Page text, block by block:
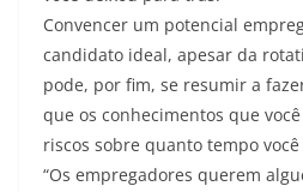
Convencer um potencial
candidato ideal, apesar da
pode, por fim, se resumir a
que os conhecimentos que
riscos sobre quanto tempo
“Os empregadores querem